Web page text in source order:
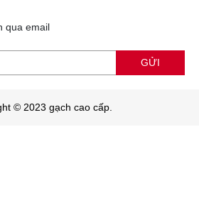
qua email
GỬI
© 2023 gạch cao cấp.